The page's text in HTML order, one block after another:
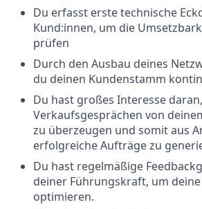
Du erfasst erste technische
Kund:innen, um die
prüfen
Durch den Ausbau deines
du deinen Kundenstamm
Du hast großes Interesse
Verkaufsgesprächen von
zu überzeugen und somit aus
erfolgreiche Aufträge zu
Du hast regelmäßige
deiner Führungskraft, um
optimieren.